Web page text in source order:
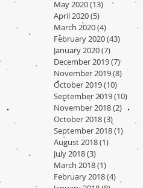
May 2020(13) 13 posts
April 2020(5)
March 2020(4)
February 2020(43)
January 2020(7)
December 2019(7)7 posts
November 2019(8) 8 posts
October 2019(10)
September 2019(10)
November 2018(2) 2 posts
October 2018(3)
September 2018(1)
August 2018(1)
July 2018(3)
March 2018(1)
February 2018(4)